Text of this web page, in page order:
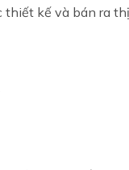
thiết kế và bán ra